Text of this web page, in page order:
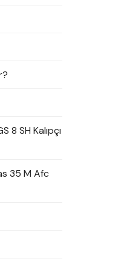
8 SH Kalıpçı
35 M Afc